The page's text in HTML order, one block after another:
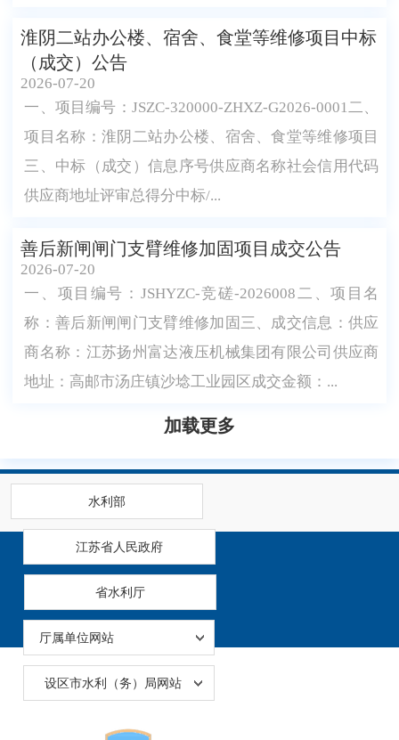
淮阴二站办公楼、宿舍、食堂等维修项目中标
（成交）公告
2026-07-20
一、项目编号：JSZC-320000-ZHXZ-G2026-0001二、
项目名称：淮阴二站办公楼、宿舍、食堂等维修项目
三、中标（成交）信息序号供应商名称社会信用代码
供应商地址评审总得分中标/...
善后新闸闸门支臂维修加固项目成交公告
2026-07-20
一、项目编号：JSHYZC-竞磋-2026008二、项目名
称：善后新闸闸门支臂维修加固三、成交信息：供应
商名称：江苏扬州富达液压机械集团有限公司供应商
地址：高邮市汤庄镇沙埝工业园区成交金额：...
加载更多
水利部
江苏省人民政府
省水利厅
厅属单位网站
设区市水利（务）局网站